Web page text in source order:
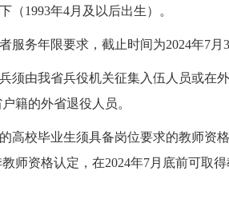
1993年4月及以后出生）。
务年限要求，截止时间为2024年7月
由我省兵役机关征集入伍人员或在
籍的外省退役人员。
校毕业生须具备岗位要求的教师资
师资格认定，在2024年7月底前可取